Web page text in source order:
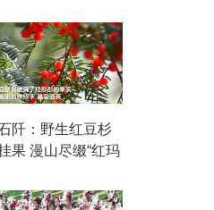
阡：野生红豆杉
果 漫山尽缀“红玛